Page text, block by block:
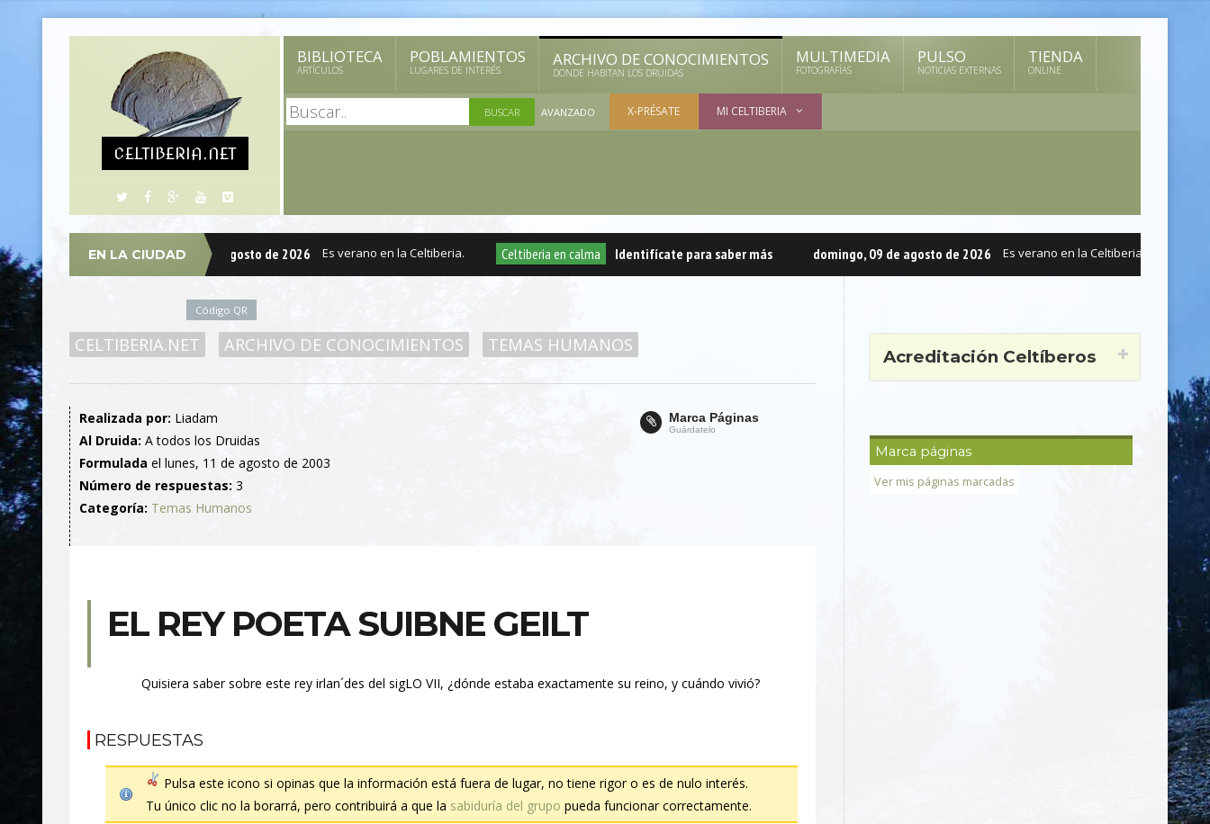
CELTIBERIA.NET
BIBLIOTECA
ARTÍCULOS
POBLAMIENTOS
LUGARES DE INTERÉS
ARCHIVO DE CONOCIMIENTOS
DONDE HABITAN LOS DRUIDAS
MULTIMEDIA
FOTOGRAFÍAS
PULSO
NOTICIAS EXTERNAS
TIENDA
ONLINE
AVANZADO X-PRÉSATE MI CELTIBERIA
EN LA CIUDAD
domingo, 09 de agosto de 2026 Es verano en la Celtiberia. Celtiberia en calma Identifícate para saber más domingo, 09 de agosto de 2026 Es verano en la Celtiberia.
Código QR
CELTIBERIA.NET ARCHIVO DE CONOCIMIENTOS TEMAS HUMANOS
Marca Páginas
Guárdatelo
Realizada por: Liadam
Al Druida: A todos los Druidas
Formulada el lunes, 11 de agosto de 2003
Número de respuestas: 3
Categoría: Temas Humanos
EL REY POETA SUIBNE GEILT
Quisiera saber sobre este rey irlan´des del sigLO VII, ¿dónde estaba exactamente su reino, y cuándo vivió?
RESPUESTAS
Pulsa este icono si opinas que la información está fuera de lugar, no tiene rigor o es de nulo interés.
Tu único clic no la borarrá, pero contribuirá a que la sabiduría del grupo pueda funcionar correctamente.
Acreditación Celtíberos
Marca páginas
Ver mis páginas marcadas